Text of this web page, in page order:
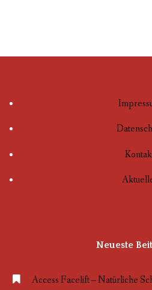
Neueste
Access Facelift – Natürliche